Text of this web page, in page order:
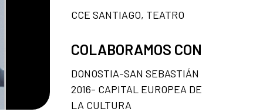
CCE SANTIAGO, TEATRO
COLABORAMOS CON
DONOSTIA-SAN SEBASTIÁN
2016- CAPITAL EUROPEA DE
LA CULTURA